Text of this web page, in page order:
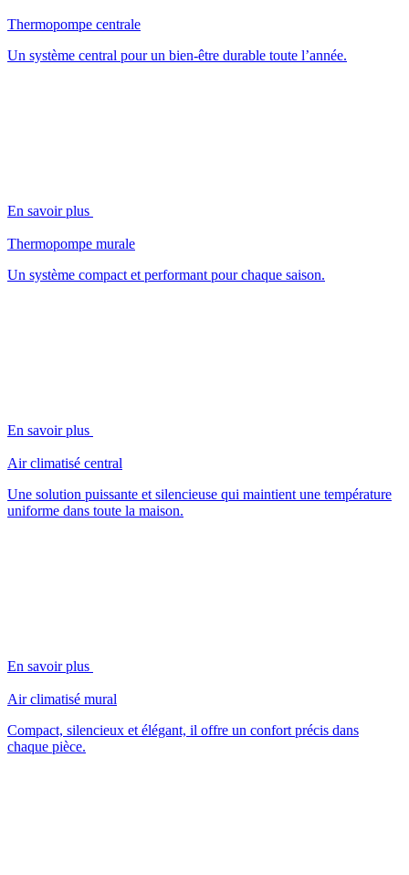
Thermopompe centrale
Un système central pour un bien-être durable toute l’année.
En savoir plus
Thermopompe murale
Un système compact et performant pour chaque saison.
En savoir plus
Air climatisé central
Une solution puissante et silencieuse qui maintient une température
uniforme dans toute la maison.
En savoir plus
Air climatisé mural
Compact, silencieux et élégant, il offre un confort précis dans
chaque pièce.